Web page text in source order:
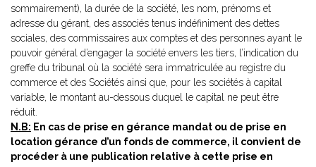
sommairement), la durée de la société, les nom, prénoms et
adresse du gérant, des associés tenus indéfiniment des dettes
sociales, des commissaires aux comptes et des personnes ayant le
pouvoir général d’engager la société envers les tiers, l’indication du
greffe du tribunal où la société sera immatriculée au registre du
commerce et des Sociétés ainsi que, pour les sociétés à capital
variable, le montant au-dessous duquel le capital ne peut être
réduit.
N.B: En cas de prise en gérance mandat ou de prise en
location gérance d’un fonds de commerce, il convient de
procéder à une publication relative à cette prise en